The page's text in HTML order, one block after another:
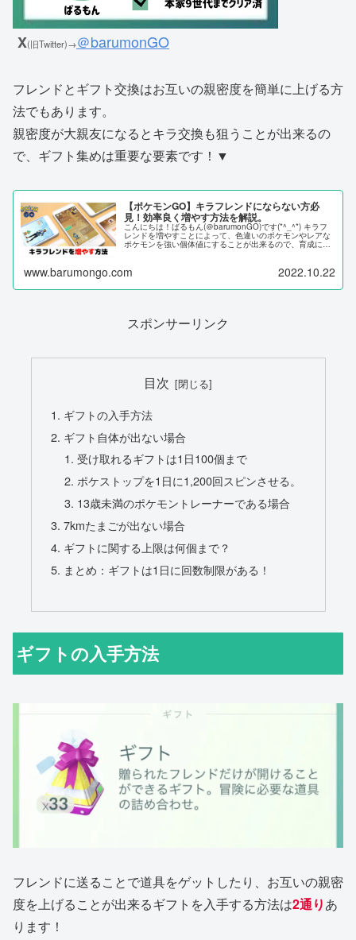
X(旧Twitter)→＠barumonGO
フレンドとギフト交換はお互いの親密度を簡単に上げる方
法でもあります。
親密度が大親友になるとキラ交換も狙うことが出来るの
で、ギフト集めは重要な要素です！▼
【ポケモンGO】キラフレンドにならない方必
見！効率良く増やす方法を解説。
こんにちは！ばるもん(＠barumonGO)です(*^_^*) キラフ
レンドを増やすことによって、色違いのポケモンやレアな
ポケモンを強い個体値にすることが出来るので、育成に大
www.barumongo.com 2022.10.22
スポンサーリンク
目次
ギフトの入手方法
ギフト自体が出ない場合
受け取れるギフトは1日100個まで
ポケストップを1日に1,200回スピンさせる。
13歳未満のポケモントレーナーである場合
7kmたまごが出ない場合
ギフトに関する上限は何個まで？
まとめ：ギフトは1日に回数制限がある！
ギフトの入手方法
フレンドに送ることで道具をゲットしたり、お互いの親密
度を上げることが出来るギフトを入手する方法は2通りあ
ります！